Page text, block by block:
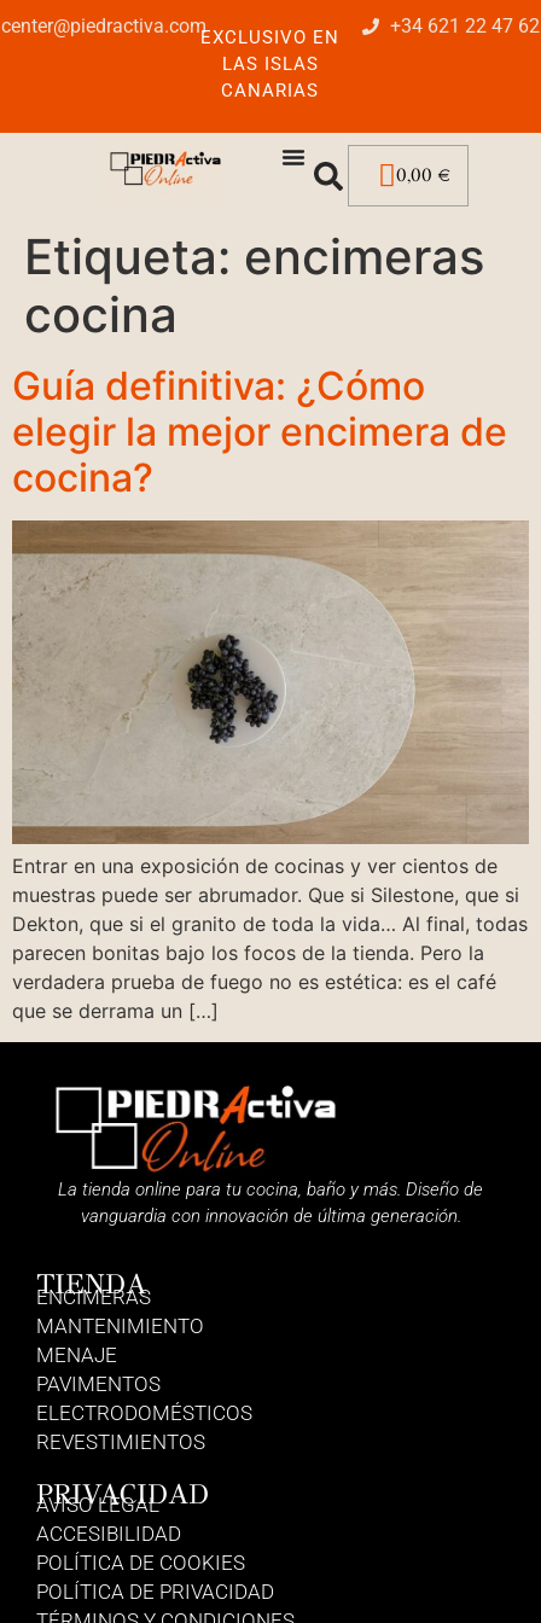
center@piedractiva.comEXCLUSIVO EN
LAS ISLAS
CANARIAS
+34 621 22 47 62
0,00 €
Etiqueta: encimeras
cocina
Guía definitiva: ¿Cómo
elegir la mejor encimera de
cocina?
Entrar en una exposición de cocinas y ver cientos de
muestras puede ser abrumador. Que si Silestone, que si
Dekton, que si el granito de toda la vida… Al final, todas
parecen bonitas bajo los focos de la tienda. Pero la
verdadera prueba de fuego no es estética: es el café
que se derrama un […]
La tienda online para tu cocina, baño y más. Diseño de
vanguardia con innovación de última generación.
TIENDA
ENCIMERAS
MANTENIMIENTO
MENAJE
PAVIMENTOS
ELECTRODOMÉSTICOS
REVESTIMIENTOS
PRIVACIDAD
AVISO LEGAL
ACCESIBILIDAD
POLÍTICA DE COOKIES
POLÍTICA DE PRIVACIDAD